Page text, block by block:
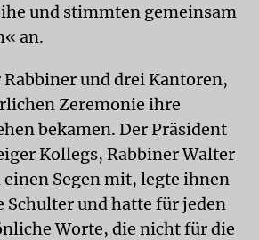
und stimmten gemeinsam
an.
Rabbiner und drei Kantoren,
Zeremonie ihre
bekamen. Der Präsident
Kollegs, Rabbiner Walter
einen Segen mit, legte ihnen
Schulter und hatte für jeden
Worte, die nicht für die